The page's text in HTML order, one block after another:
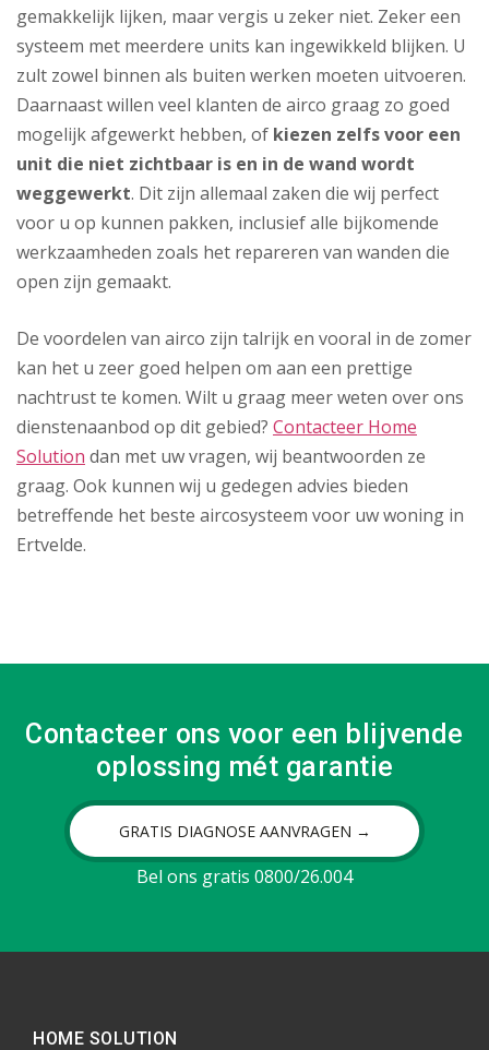
gemakkelijk lijken, maar vergis u zeker niet. Zeker een
systeem met meerdere units kan ingewikkeld blijken. U
zult zowel binnen als buiten werken moeten uitvoeren.
Daarnaast willen veel klanten de airco graag zo goed
mogelijk afgewerkt hebben, of kiezen zelfs voor een
unit die niet zichtbaar is en in de wand wordt
weggewerkt. Dit zijn allemaal zaken die wij perfect
voor u op kunnen pakken, inclusief alle bijkomende
werkzaamheden zoals het repareren van wanden die
open zijn gemaakt.
De voordelen van airco zijn talrijk en vooral in de zomer
kan het u zeer goed helpen om aan een prettige
nachtrust te komen. Wilt u graag meer weten over ons
dienstenaanbod op dit gebied? Contacteer Home
Solution dan met uw vragen, wij beantwoorden ze
graag. Ook kunnen wij u gedegen advies bieden
betreffende het beste aircosysteem voor uw woning in
Ertvelde.
Contacteer ons voor een blijvende
oplossing mét garantie
GRATIS DIAGNOSE AANVRAGEN →
Bel ons gratis 0800/26.004
HOME SOLUTION